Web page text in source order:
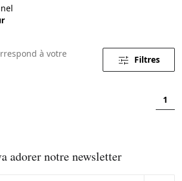
à votre
Filtres
1
adorer notre newsletter